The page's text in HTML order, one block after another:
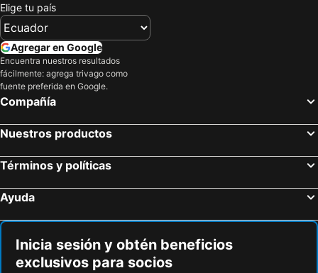
Elige tu país
Agregar en Google
Encuentra nuestros resultados
fácilmente: agrega trivago como
fuente preferida en Google.
Compañía
Nuestros productos
Términos y políticas
Ayuda
Inicia sesión y obtén beneficios
exclusivos para socios